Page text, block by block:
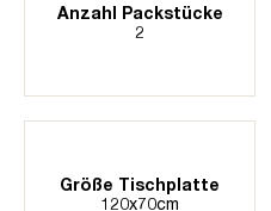
Anzahl Packstücke
2
Größe Tischplatte
120x70cm